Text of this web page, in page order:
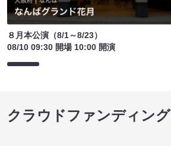
８月本公演（8/1～8/23）
08/10 09:30 開場 10:00 開演
クラウドファンディング